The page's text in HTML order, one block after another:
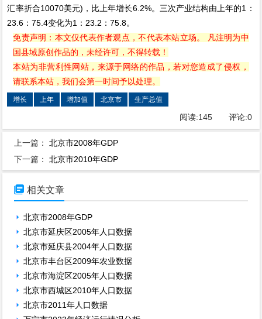
汇率折合10070美元)，比上年增长6.2%。三次产业结构由上年的1：
23.6：75.4变化为1：23.2：75.8。
免责声明：本文仅代表作者观点，不代表本站立场。 凡注明为中
国县域原创作品的，未经许可，不得转载！
本站为非营利性网站，来源于网络的作品，若对您造成了侵权，
请联系本站，我们会第一时间予以处理。
增长 上年 增加值 北京市 生产总值
阅读:145评论:0
上一篇：北京市2008年GDP
下一篇：北京市2010年GDP
 相关文章
北京市2008年GDP
北京市延庆区2005年人口数据
北京市延庆县2004年人口数据
北京市丰台区2009年农业数据
北京市海淀区2005年人口数据
北京市西城区2010年人口数据
北京市2011年人口数据